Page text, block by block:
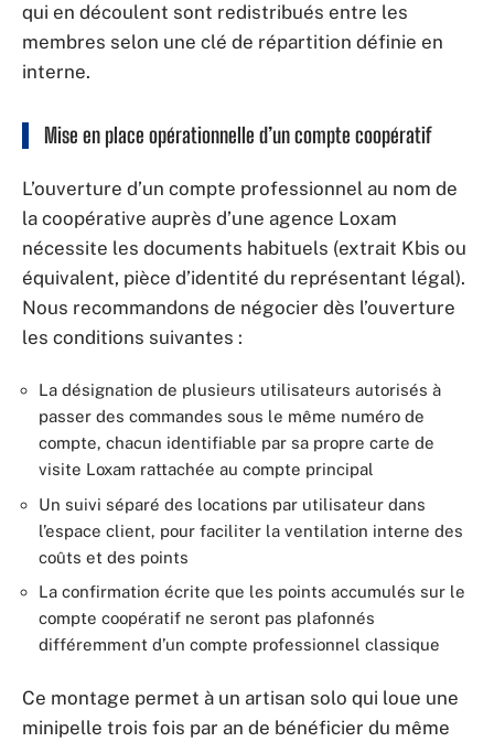
qui en découlent sont redistribués entre les
membres selon une clé de répartition définie en
interne.
Mise en place opérationnelle d’un compte coopératif
L’ouverture d’un compte professionnel au nom de
la coopérative auprès d’une agence Loxam
nécessite les documents habituels (extrait Kbis ou
équivalent, pièce d’identité du représentant légal).
Nous recommandons de négocier dès l’ouverture
les conditions suivantes :
La désignation de plusieurs utilisateurs autorisés à
passer des commandes sous le même numéro de
compte, chacun identifiable par sa propre carte de
visite Loxam rattachée au compte principal
Un suivi séparé des locations par utilisateur dans
l’espace client, pour faciliter la ventilation interne des
coûts et des points
La confirmation écrite que les points accumulés sur le
compte coopératif ne seront pas plafonnés
différemment d’un compte professionnel classique
Ce montage permet à un artisan solo qui loue une
minipelle trois fois par an de bénéficier du même